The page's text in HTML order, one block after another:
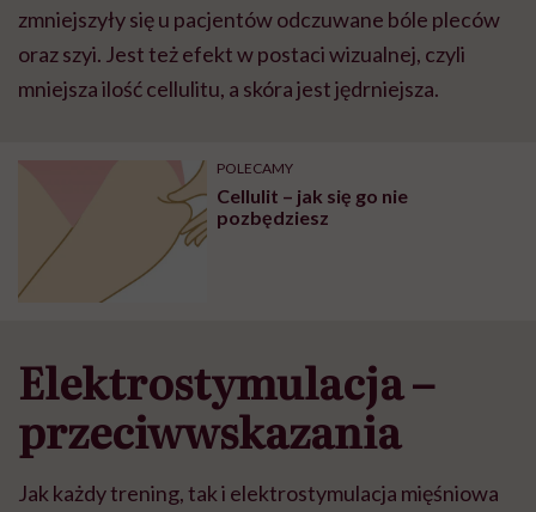
zmniejszyły się u pacjentów odczuwane bóle pleców
oraz szyi. Jest też efekt w postaci wizualnej, czyli
mniejsza ilość cellulitu, a skóra jest jędrniejsza.
POLECAMY
Cellulit – jak się go nie
pozbędziesz
Elektrostymulacja –
przeciwwskazania
Jak każdy trening, tak i elektrostymulacja mięśniowa